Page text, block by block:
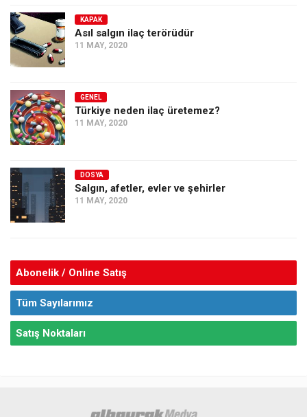
KAPAK
Asıl salgın ilaç terörüdür
11 MAY, 2020
GENEL
Türkiye neden ilaç üretemez?
11 MAY, 2020
DOSYA
Salgın, afetler, evler ve şehirler
11 MAY, 2020
Abonelik / Online Satış
Tüm Sayılarımız
Satış Noktaları